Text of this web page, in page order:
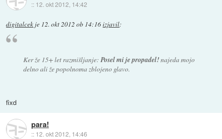
:: 12. okt 2012, 14:42
digitalcek je 12. okt 2012 ob 14:16izjavil:
Ker že 15+ let razmišljanje: Posel mi je propadel!najeda mojo
delno ali že popolnoma zblojeno glavo.
fixd
para!
:: 12. okt 2012, 14:46